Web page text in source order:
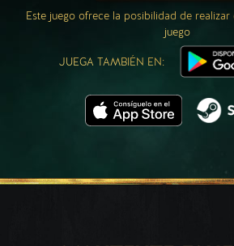
Este juego ofrece la posibilidad de
juego
JUEGA TAMBIÉN EN: